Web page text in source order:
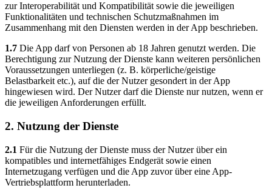
zur Interoperabilität und Kompatibilität sowie die jeweiligen
Funktionalitäten und technischen Schutzmaßnahmen im
Zusammenhang mit den Diensten werden in der App beschrieben.
1.7 Die App darf von Personen ab 18 Jahren genutzt werden. Die
Berechtigung zur Nutzung der Dienste kann weiteren persönlichen
Voraussetzungen unterliegen (z. B. körperliche/geistige
Belastbarkeit etc.), auf die der Nutzer gesondert in der App
hingewiesen wird. Der Nutzer darf die Dienste nur nutzen, wenn er
die jeweiligen Anforderungen erfüllt.
2. Nutzung der Dienste
2.1 Für die Nutzung der Dienste muss der Nutzer über ein
kompatibles und internetfähiges Endgerät sowie einen
Internetzugang verfügen und die App zuvor über eine App-
Vertriebsplattform herunterladen.